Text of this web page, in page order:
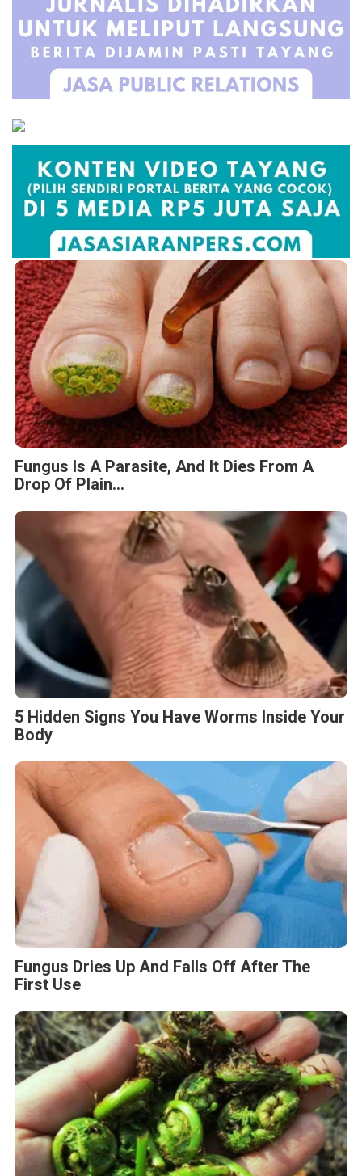
Fungus Is A Parasite, And It Dies From A
Drop Of Plain...
5 Hidden Signs You Have Worms Inside Your
Body
Fungus Dries Up And Falls Off After The
First Use